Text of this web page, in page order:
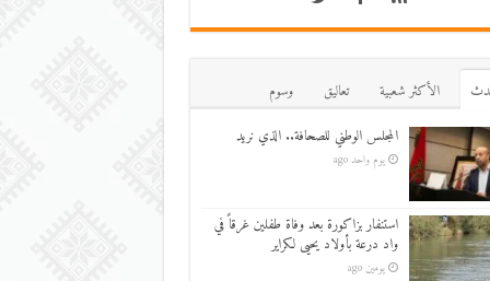
اﻷكثر شعبية تعاليق
وسوم
المجلس الوطني للصحافة.. الذي نريد
يوم واحد ago
استنفار بزاكورة بعد وفاة طفلين غرقاً في
واد درعة بأولاد يحيى لكراير
يومين ago